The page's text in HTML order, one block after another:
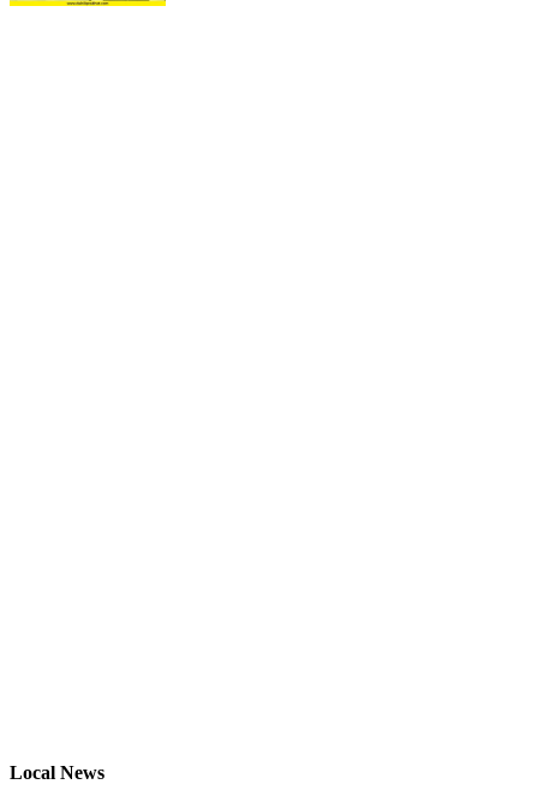
Local News